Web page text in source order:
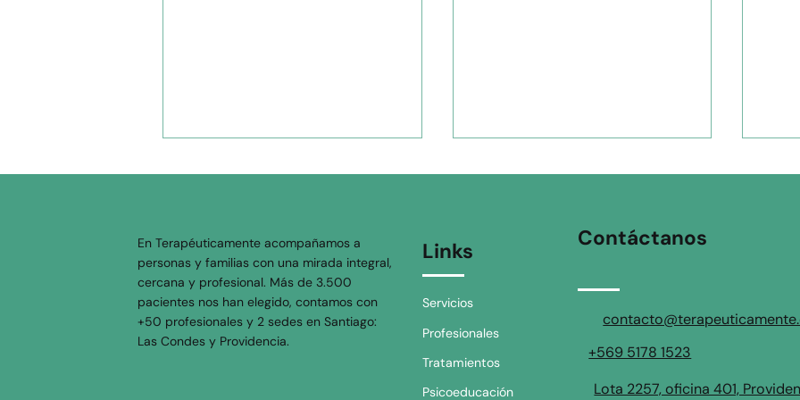
Sobrevivir al estrés
laboral: Cómo gestionar
Síndrome del Impostor:
Cómo dejar de dudar de
tus logros y proyectar
seguridad profesional
hogar
En Terapéuticamente acompañamos a
personas y familias con una mirada integral,
cercana y profesional. Más de 3.500
pacientes nos han elegido, contamos con
+50 profesionales y 2 sedes en Santiago:
Las Condes y Providencia.
Links
Servicios
Profesionales
Tratamientos
Psicoeducación
Contáctanos
+569 5178 1523
Lota 2257, oficina 401,